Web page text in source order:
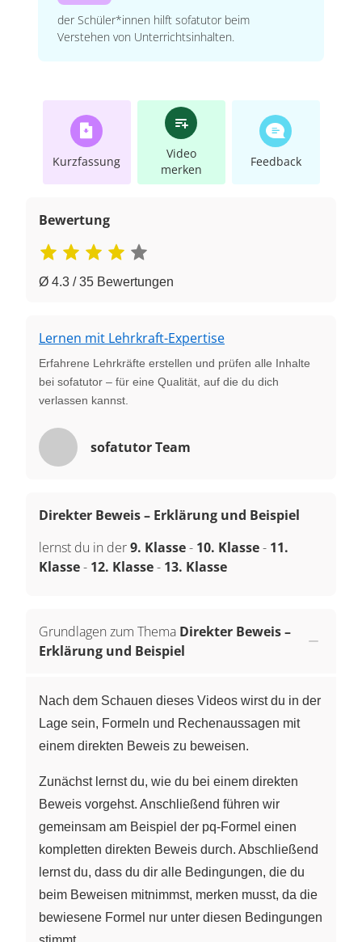
der Schüler*innen hilft sofatutor beim
Verstehen von Unterrichtsinhalten.
Kurzfassung
Video
merken
Feedback
Bewertung
Ø 4.3 / 35 Bewertungen
Lernen mit Lehrkraft-Expertise
Erfahrene Lehrkräfte erstellen und prüfen alle Inhalte
bei sofatutor – für eine Qualität, auf die du dich
verlassen kannst.
sofatutor Team
Direkter Beweis – Erklärung und Beispiel
lernst du in der9. Klasse- 10. Klasse- 11.
Klasse- 12. Klasse- 13. Klasse
Grundlagen zum Thema Direkter Beweis –
Erklärung und Beispiel
Nach dem Schauen dieses Videos wirst du in der
Lage sein, Formeln und Rechenaussagen mit
einem direkten Beweis zu beweisen.
Zunächst lernst du, wie du bei einem direkten
Beweis vorgehst. Anschließend führen wir
gemeinsam am Beispiel der pq-Formel einen
kompletten direkten Beweis durch. Abschließend
lernst du, dass du dir alle Bedingungen, die du
beim Beweisen mitnimmst, merken musst, da die
bewiesene Formel nur unter diesen Bedingungen